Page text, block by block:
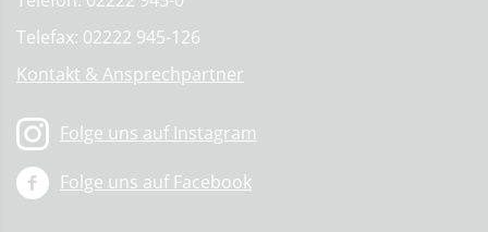
Telefax: 02222 945-126
Kontakt & Ansprechpartner
Folge uns auf Instagram
Folge uns auf Facebook